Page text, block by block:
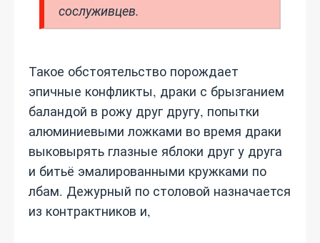
сослуживцев.
Такое обстоятельство порождает
эпичные конфликты, драки с брызганием
баландой в рожу друг другу, попытки
алюминиевыми ложками во время драки
выковырять глазные яблоки друг у друга
и битьё эмалированными кружками по
лбам. Дежурный по столовой назначается
из контрактников и,